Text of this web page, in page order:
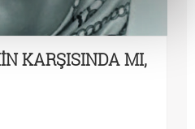
KARŞISINDA MI,